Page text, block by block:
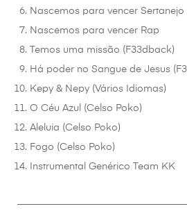
Nascemos para vencer Sertanejo
Nascemos para vencer Rap
Temos uma missão (F33dback)
Há poder no Sangue de Jesus
Kepy & Nepy (Vários Idiomas)
O Céu Azul (Celso Poko)
Aleluia (Celso Poko)
Fogo (Celso Poko)
Instrumental Genérico Team KK